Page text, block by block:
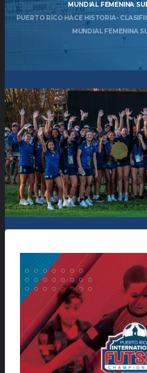
MUNDIAL FEMENINA
PUERTO RICO HACE HISTORIA-
MUNDIAL FEMENINA